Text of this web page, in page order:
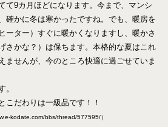
て9カ月ほどになります。今まで、マンシ
確かに冬は寒かったですね。でも、暖房を
ーター）すぐに暖かくなりますし、暖かさ
さかな？）は保ちます。本格的な夏はこれ
ませんが、今のところ快適に過ごせていま
。
こだわりは一級品です！！
kodate.com/bbs/thread/577595/）